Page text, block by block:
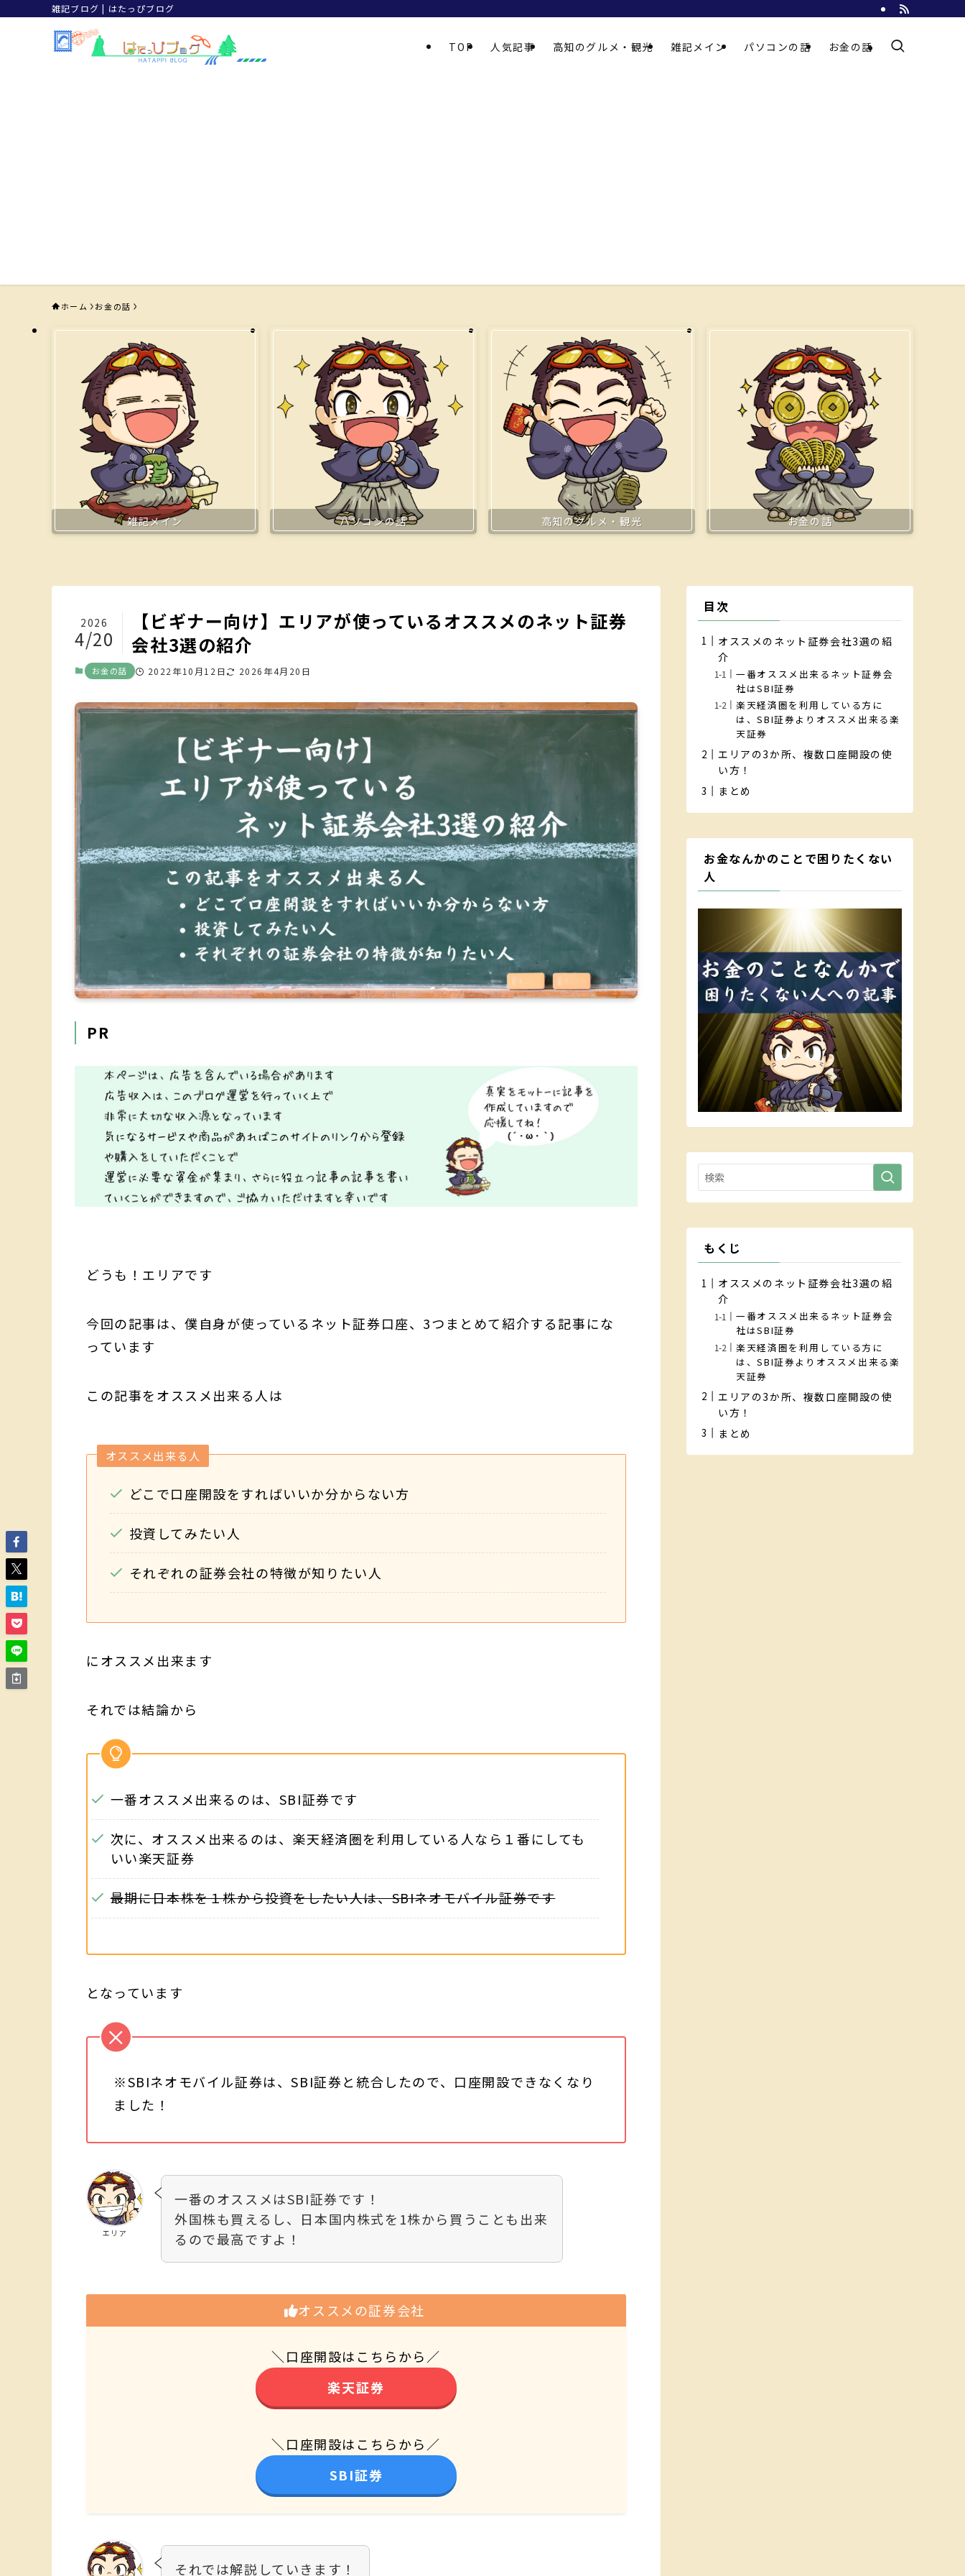
雑記ブログ | はたっぴブログ
TOP 人気記事 高知のグルメ・観光 雑記メイン パソコンの話 お金の話
ホーム お金の話
雑記メイン パソコンの話 高知のグルメ・観光 お金の話
【ビギナー向け】エリアが使っているオススメのネット証券
会社3選の紹介
2026
4/20
お金の話 2022年10月12日 2026年4月20日
PR
どうも！エリアです
今回の記事は、僕自身が使っているネット証券口座、3つまとめて紹介する記事にな
っています
この記事をオススメ出来る人は
オススメ出来る人
どこで口座開設をすればいいか分からない方
投資してみたい人
それぞれの証券会社の特徴が知りたい人
にオススメ出来ます
それでは結論から
一番オススメ出来るのは、SBI証券です
次に、オススメ出来るのは、楽天経済圏を利用している人なら１番にしても
いい楽天証券
最期に日本株を１株から投資をしたい人は、SBIネオモバイル証券です
となっています
※SBIネオモバイル証券は、SBI証券と統合したので、口座開設できなくなり
ました！
エリア
一番のオススメはSBI証券です！
外国株も買えるし、日本国内株式を1株から買うことも出来
るので最高ですよ！
オススメの証券会社
＼口座開設はこちらから／
楽天証券
＼口座開設はこちらから／
SBI証券
それでは解説していきます！
目次
オススメのネット証券会社3選の紹
介
一番オススメ出来るネット証券会
社はSBI証券
楽天経済圏を利用している方に
は、SBI証券よりオススメ出来る楽
天証券
エリアの3か所、複数口座開設の使
い方！
まとめ
お金なんかのことで困りたくない
人
もくじ
オススメのネット証券会社3選の紹
介
一番オススメ出来るネット証券会
社はSBI証券
楽天経済圏を利用している方に
は、SBI証券よりオススメ出来る楽
天証券
エリアの3か所、複数口座開設の使
い方！
まとめ